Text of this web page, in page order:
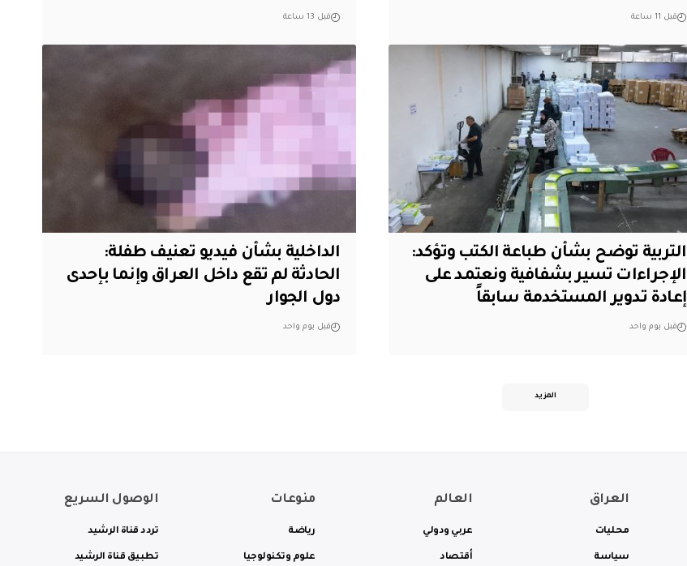
قبل 11 ساعة قبل 13 ساعة
التربية توضح بشأن طباعة الكتب وتؤكد:
الإجراءات تسير بشفافية ونعتمد على
إعادة تدوير المستخدمة سابقاً
قبل يوم واحد
الداخلية بشأن فيديو تعنيف طفلة:
الحادثة لم تقع داخل العراق وإنما بإحدى
دول الجوار
قبل يوم واحد
المزيد
العراق
محليات
سياسة
العالم
عربي ودولي
أقتصاد
منوعات
رياضة
علوم وتكنولوجيا
الوصول السريع
تردد قناة الرشيد
تطبيق قناة الرشيد